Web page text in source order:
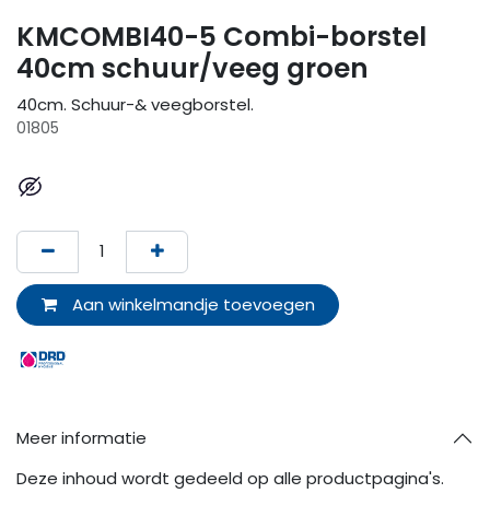
KMCOMBI40-5 Combi-borstel
40cm schuur/veeg groen
40cm. Schuur-& veegborstel.
01805
Aan winkelmandje toevoegen
Meer informatie
Deze inhoud wordt gedeeld op alle productpagina's.